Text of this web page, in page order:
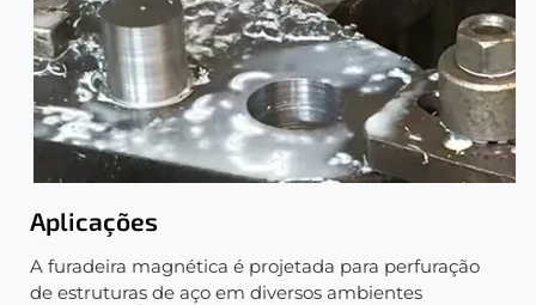
Aplicações
A furadeira magnética é projetada para perfuração
de estruturas de aço em diversos ambientes